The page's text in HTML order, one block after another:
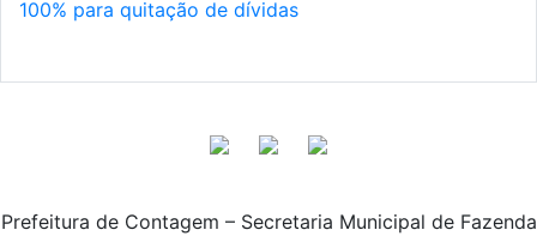
100% para quitação de dívidas
Prefeitura de Contagem – Secretaria Municipal de Fazenda